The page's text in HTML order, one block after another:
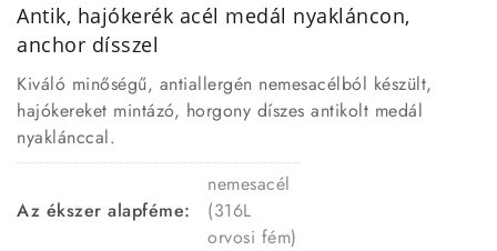
Antik, hajókerék acél medál nyakláncon,
anchor dísszel
Kiváló minőségű, antiallergén nemesacélból készült,
hajókereket mintázó, horgony díszes antikolt medál
nyaklánccal.
Az ékszer alapféme:
nemesacél
(316L
orvosi fém)